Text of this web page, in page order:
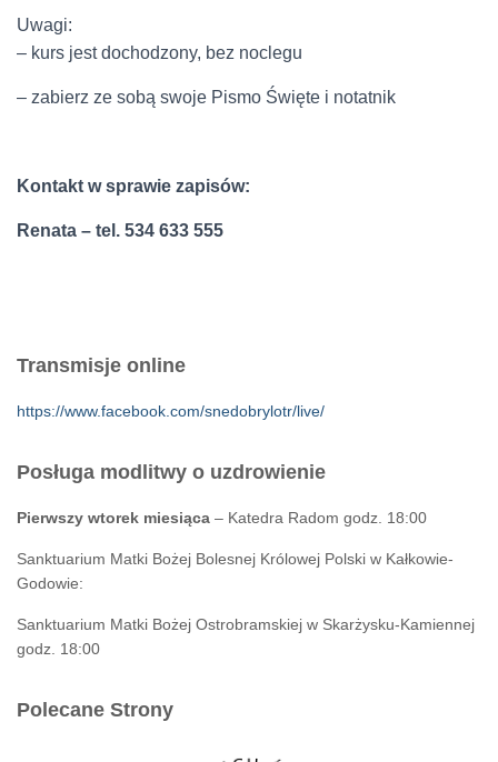
Uwagi:
– kurs jest dochodzony, bez noclegu
– zabierz ze sobą swoje Pismo Święte i notatnik
Kontakt w sprawie zapisów:
Renata – tel. 534 633 555
Transmisje online
https://www.facebook.com/snedobrylotr/live/
Posługa modlitwy o uzdrowienie
Pierwszy wtorek miesiąca – Katedra Radom godz. 18:00
Sanktuarium Matki Bożej Bolesnej Królowej Polski w Kałkowie-
Godowie:
Sanktuarium Matki Bożej Ostrobramskiej w Skarżysku-Kamiennej
godz. 18:00
Polecane Strony